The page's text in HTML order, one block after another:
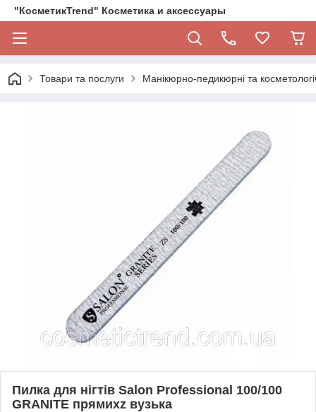
"КосметикTrend" Косметика и аксессуары
Товари та послуги Манікюрно-педикюрні та
Пилка для нігтів Salon Professional 100/100
GRANITE прямихz вузька